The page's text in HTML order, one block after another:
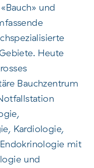
und
Heute
Bauchzentrum
Kardiologie,
mit
und